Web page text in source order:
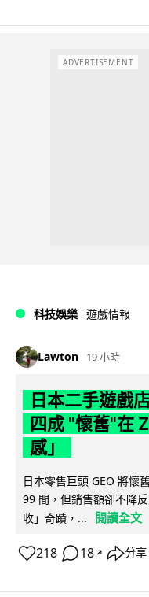
ADVERTISEMENT
科技娛樂 遊戲情報
Lawton 19 小時
日本二手遊戲
四成 "懷舊"在
感」
日本零售巨頭 GEO 將懷
99 間，但銷售額卻不降
收」奇蹟，...
閱讀全文
218 18 ↗ 分享